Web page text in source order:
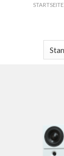
STARTSEITE